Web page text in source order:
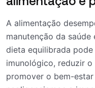
A alimentação
manutenção da saúde
dieta equilibrada
imunológico, reduzir
promover o bem-